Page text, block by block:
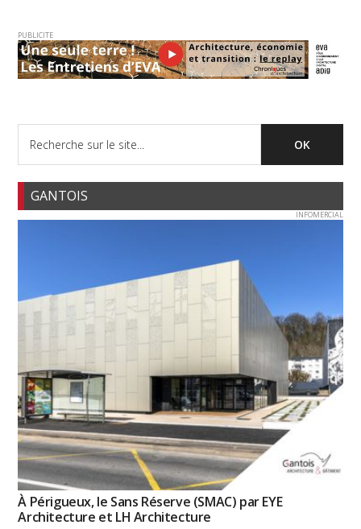
PUBLICITE
GANTOIS
INFOMERCIAL
À Périgueux, le Sans Réserve (SMAC) par EYE
Architecture et LH Architecture